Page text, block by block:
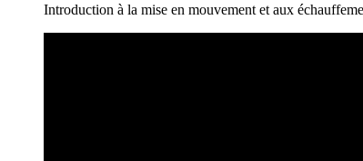
Introduction à la mise en mouvement et aux